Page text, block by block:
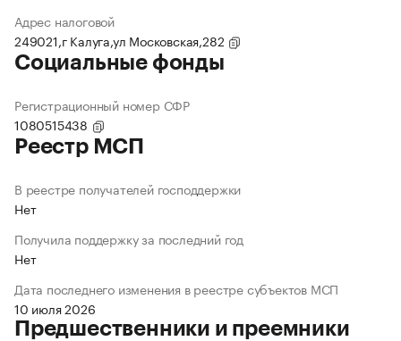
Адрес налоговой
249021,г Калуга,ул Московская,282
Социальные фонды
Регистрационный номер СФР
1080515438
Реестр МСП
В реестре получателей господдержки
Нет
Получила поддержку за последний год
Нет
Дата последнего изменения в реестре субъектов МСП
10 июля 2026
Предшественники и преемники